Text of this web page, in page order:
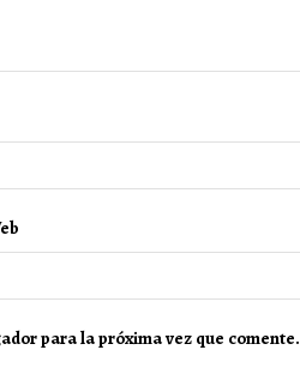
para la próxima vez que comente.